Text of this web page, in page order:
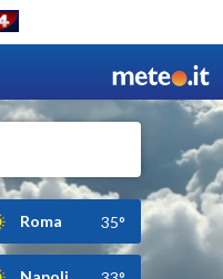
Roma 35°